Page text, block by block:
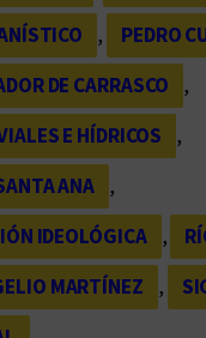
, PEDRO
DE CARRASCO
,
E HÍDRICOS
,
ANA
,
IDEOLÓGICA
,
MARTÍNEZ ,